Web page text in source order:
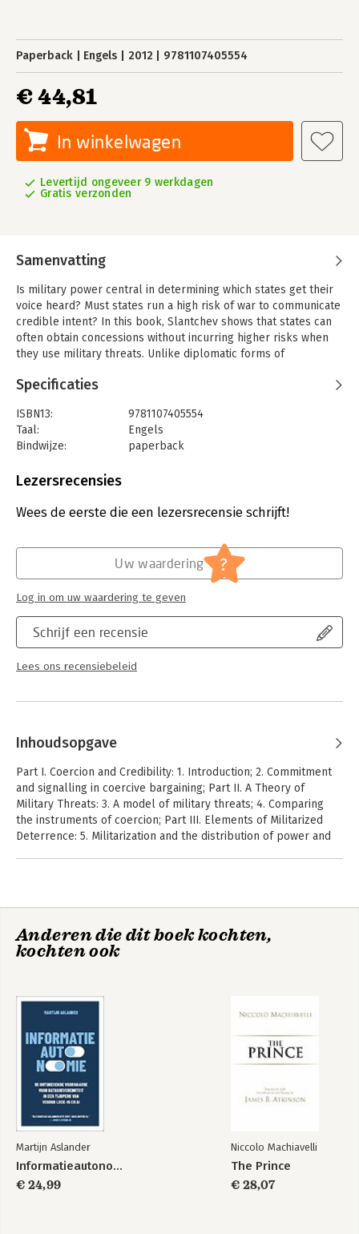
Paperback Engels 2012 9781107405554
€ 44,81
In winkelwagen
Levertijd ongeveer 9 werkdagen
Gratis verzonden
Samenvatting
Is military power central in determining which states get their
voice heard? Must states run a high risk of war to communicate
credible intent? In this book, Slantchev shows that states can
often obtain concessions without incurring higher risks when
they use military threats. Unlike diplomatic forms of
expected performance in war. If the opponent believes the
also inherently costly, so only resolved states are willing to
pay these costs. Slantchev argues that powerful states can
secure better peaceful outcomes and lower the risk of war,
state is prepared to use military threats to deter challenges to
peace may therefore be large: states invest in military forces
Specificaties
ISBN13:
9781107405554
Taal:
Engels
Bindwijze:
paperback
Uitgever:
Lezersrecensies
Wees de eerste die een lezersrecensie schrijft!
Schrijf een recensie
Lees ons recensiebeleid
Uw waardering ?
Log in om uw waardering te geven
Inhoudsopgave
Part I. Coercion and Credibility: 1. Introduction; 2. Commitment
and signalling in coercive bargaining; Part II. A Theory of
Military Threats: 3. A model of military threats; 4. Comparing
the instruments of coercion; Part III. Elements of Militarized
Deterrence: 5. Militarization and the distribution of power and
5.
Anderen die dit boek kochten,
kochten ook
Martijn Aslander
Informatieautonomie
€ 24,99
Niccolo Machiavelli
The Prince
€ 28,07